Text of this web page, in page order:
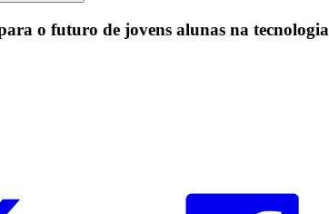
o futuro de jovens alunas na tecnologia